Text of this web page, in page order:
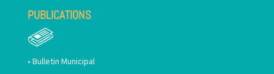
PUBLICATIONS
• Bulletin Municipal